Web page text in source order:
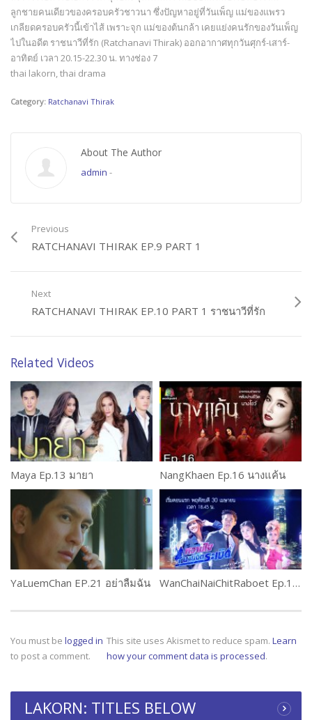
ลูกชายคนเดียวของครอบครัวชาวนา ซึ่งปัญหาอยู่ที่วันเพ็ญ แม่ของแพรว
เกลียดครอบครัวนี้เข้าไส้ เพราะจุก แม่ของต้นกล้า เคยแย่งคนรักของวันเพ็ญ
ไปในอดีต ราชนาวีที่รัก (Ratchanavi Thirak) ออกอากาศทุกวันศุกร์-เสาร์-
อาทิตย์ เวลา 20.15-22.30 น. ทางช่อง 7
thai lakorn, thai drama
Category: Ratchanavi Thirak
About The Author
admin -
Previous
RATCHANAVI THIRAK EP.9 PART 1
Next
RATCHANAVI THIRAK EP.10 PART 1 ราชนาวีที่รัก
Related Videos
Maya Ep.13 มายา NangKhaen Ep.16 นางแค้น
YaLuemChan EP.21 อย่าลืมฉัน WanChaiNaiChitRaboet Ep.1 (2 of 2) หวานใจนายจิตระเบิด
You must be logged in
to post a comment.
This site uses Akismet to reduce spam. Learn
how your comment data is processed.
LAKORN: TITLES BELOW